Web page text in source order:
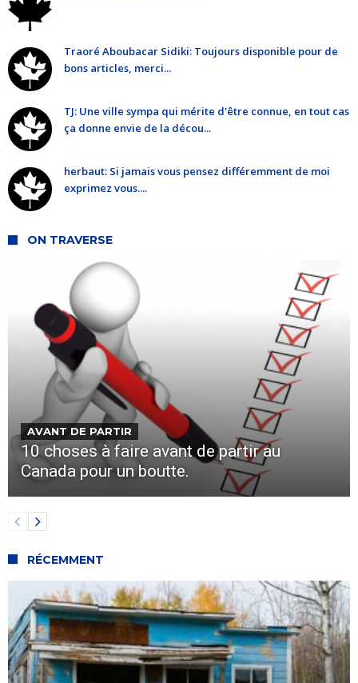
Traoré Aboubacar Sidiki: Toujours disponible pour de
bons articles, merci...
TJ: Une ville sympa qui mérite d'être connue, en tout cas
ça donne envie de la décou...
herbaut: Si jamais vous pensez différemment de moi
exprimez vous....
ON TRAVERSE
AVANT DE PARTIR
10 choses à faire avant de partir au
Canada pour un boutte.
RÉCEMMENT